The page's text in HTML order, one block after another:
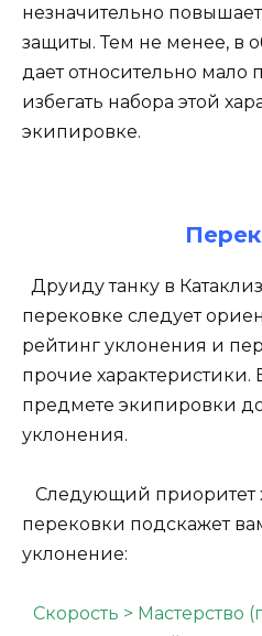
незначительно
защиты. Тем не менее, в
дает относительно
избегать набора этой
экипировке.
Друиду танку в
перековке следует
рейтинг уклонения и
прочие
предмете экипировки
уклонения.
Следующий приоритет
перековки подскажет
уклонение:
Скорость > Мастерство